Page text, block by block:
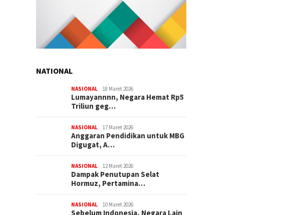
NATIONAL
NASIONAL 18 Maret 2026
Lumayannnn, Negara Hemat Rp5
Triliun geg…
NASIONAL 17 Maret 2026
Anggaran Pendidikan untuk MBG
Digugat, A…
NASIONAL 12 Maret 2026
Dampak Penutupan Selat
Hormuz, Pertamina…
NASIONAL 10 Maret 2026
Sebelum Indonesia, Negara Lain